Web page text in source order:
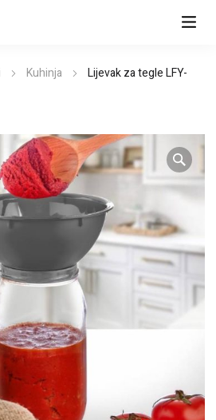
Kuhinja
Lijevak za tegle LFY-